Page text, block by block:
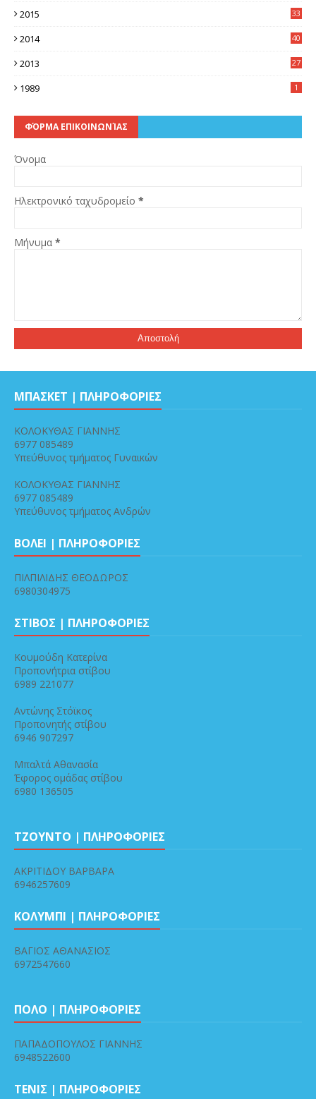
2015
33
2014
40
2013
27
1989 1
ΦΌΡΜΑ ΕΠΙΚΟΙΝΩΝΊΑΣ
Όνομα
Ηλεκτρονικό ταχυδρομείο *
Μήνυμα *
ΜΠΑΣΚΕΤ | ΠΛΗΡΟΦΟΡΙΕΣ
ΚΟΛΟΚΥΘΑΣ ΓΙΑΝΝΗΣ
6977 085489
Υπεύθυνος τμήματος Γυναικών
ΚΟΛΟΚΥΘΑΣ ΓΙΑΝΝΗΣ
6977 085489
Υπεύθυνος τμήματος Ανδρών
ΒΟΛΕΙ | ΠΛΗΡΟΦΟΡΙΕΣ
ΠΙΛΠΙΛΙΔΗΣ ΘΕΟΔΩΡΟΣ
6980304975
ΣΤΙΒΟΣ | ΠΛΗΡΟΦΟΡΙΕΣ
Κουμούδη Κατερίνα
Προπονήτρια στίβου
6989 221077
Αντώνης Στόϊκος
Προπονητής στίβου
6946 907297
Μπαλτά Αθανασία
Έφορος ομάδας στίβου
6980 136505
ΤΖΟΥΝΤΟ | ΠΛΗΡΟΦΟΡΙΕΣ
ΑΚΡΙΤΙΔΟΥ ΒΑΡΒΑΡΑ
6946257609
ΚΟΛΥΜΠΙ | ΠΛΗΡΟΦΟΡΙΕΣ
ΒΑΓΙΟΣ ΑΘΑΝΑΣΙΟΣ
6972547660
ΠΟΛΟ | ΠΛΗΡΟΦΟΡΙΕΣ
ΠΑΠΑΔΟΠΟΥΛΟΣ ΓΙΑΝΝΗΣ
6948522600
ΤΕΝΙΣ | ΠΛΗΡΟΦΟΡΙΕΣ